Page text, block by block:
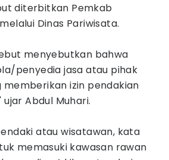
diterbitkan Pemkab
Dinas Pariwisata.
menyebutkan bahwa
penyedia jasa atau pihak
izin pendakian
Abdul Muhari.
atau wisatawan, kata
memasuki kawasan rawan